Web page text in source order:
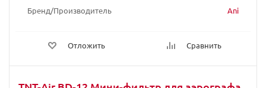
Бренд/Производитель Ani
Отложить Сравнить